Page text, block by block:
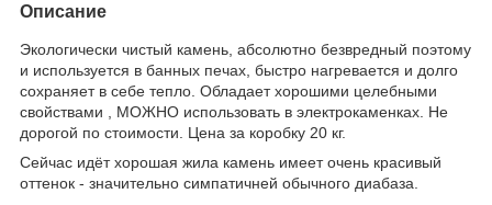
Описание
Экологически чистый камень, абсолютно безвредный поэтому
и используется в банных печах, быстро нагревается и долго
сохраняет в себе тепло. Обладает хорошими целебными
свойствами , МОЖНО использовать в электрокаменках. Не
дорогой по стоимости. Цена за коробку 20 кг.
Сейчас идёт хорошая жила камень имеет очень красивый
оттенок - значительно симпатичней обычного диабаза.